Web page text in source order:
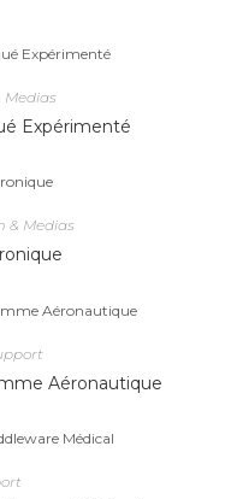
Medias
Expérimenté
& Medias
Aéronautique